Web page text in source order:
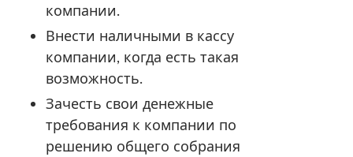
компании.
Внести наличными в кассу
компании, когда есть такая
возможность.
Зачесть свои денежные
требования к компании по
решению общего собрания